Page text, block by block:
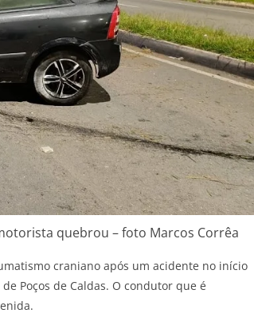
quebrou – foto Marcos Corrêa
craniano após um acidente no início
Poços de Caldas. O condutor que é